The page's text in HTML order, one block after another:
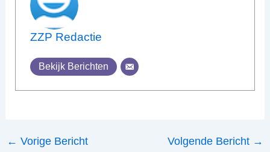
ZZP Redactie
Bekijk Berichten
← Vorige Bericht Volgende Bericht →